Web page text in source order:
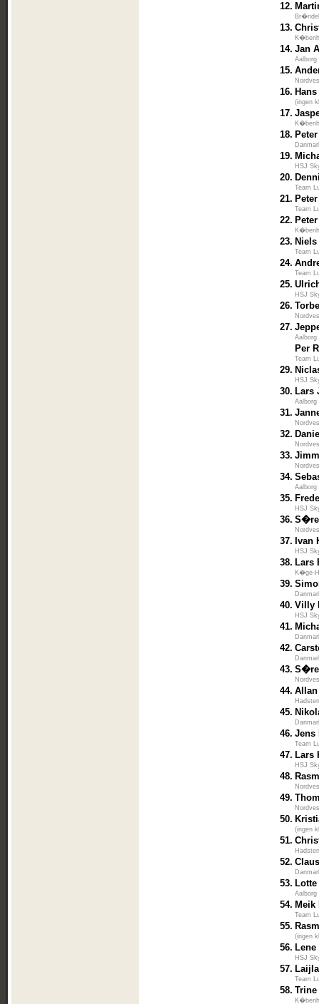
12.
13.
14. Jan
15.
16.
(ingen
17.
18.
19.
HSJ
20.
Team
21.
Team
22.
23.
Team
24.
Team
25.
HSJ
26.
27.
Per
Team
29.
HSJ
30. Lars
31.
32.
33.
34.
35.
HSJ
36.
37. Ivan
HSJ
38. Lars
K�ge-
39.
40. Villy
HSJ
41.
42.
43.
44.
45.
46. Jens
Team
47. Lars
HSJ
48.
49.
50.
(ingen
51.
52.
53.
54. Meik
Team
55.
(ingen
56.
HSJ
57.
Team
58.